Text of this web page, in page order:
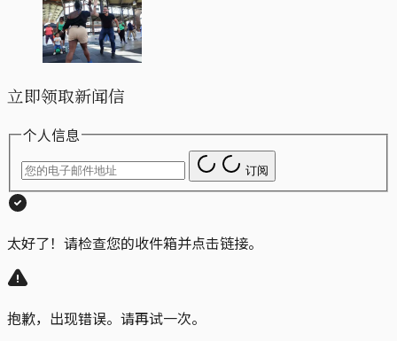
立即领取新闻信
个人信息
订阅
太好了！请检查您的收件箱并点击链接。
抱歉，出现错误。请再试一次。